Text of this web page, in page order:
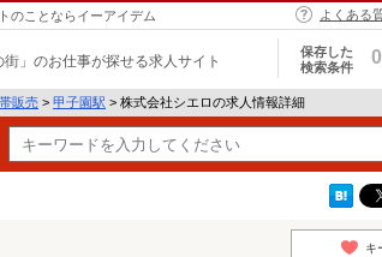
のことならイーアイデム よくある
街」のお仕事が探せる求人サイト
保存した
検索条件
0
販売 > 甲子園駅 > 株式会社シエロの求人情報詳細
キ